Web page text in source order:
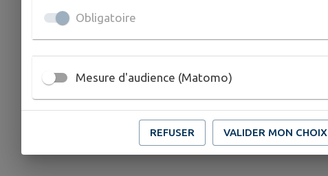
Obligatoire
Mesure d'audience (Matomo)
REFUSER VALIDER MON CHOIX